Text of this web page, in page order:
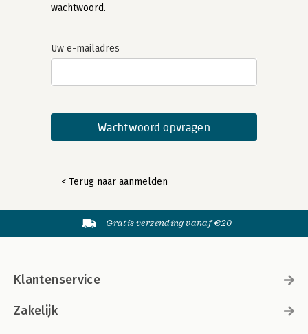
wachtwoord.
Uw e-mailadres
< Terug naar aanmelden
Gratis verzending vanaf €20
Klantenservice
Zakelijk